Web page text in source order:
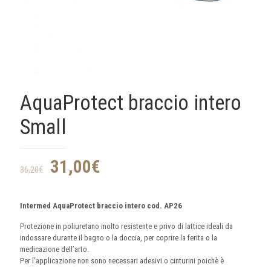
AquaProtect braccio intero
Small
36,20€ 31,00€
Intermed AquaProtect braccio intero cod. AP26
Protezione in poliuretano molto resistente e privo di lattice ideali da
indossare durante il bagno o la doccia, per coprire la ferita o la
medicazione dell’arto.
Per l’applicazione non sono necessari adesivi o cinturini poichè è